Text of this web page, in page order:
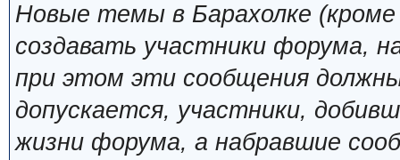
Новые темы в Барахолке
создавать участники форума,
при этом эти сообщения
допускается, участники,
жизни форума, а набравшие